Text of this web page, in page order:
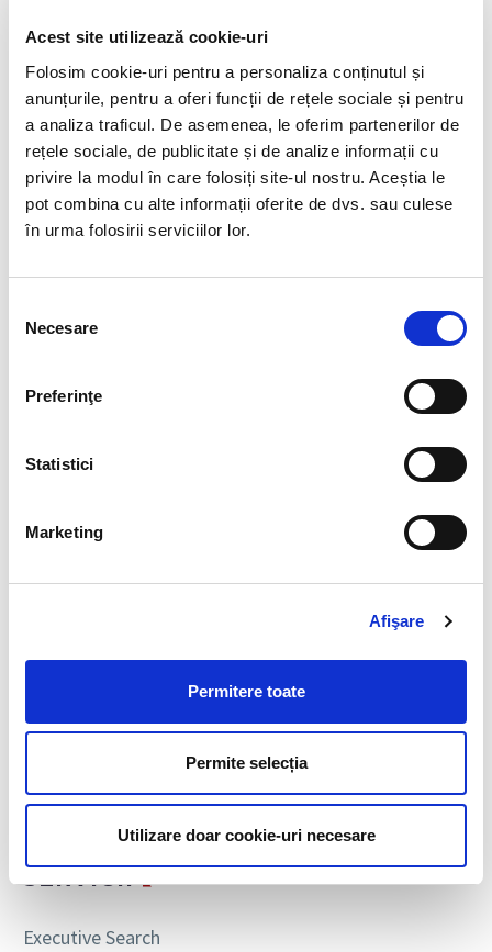
Acest site utilizează cookie-uri
Folosim cookie-uri pentru a personaliza conținutul și
anunțurile, pentru a oferi funcții de rețele sociale și pentru
a analiza traficul. De asemenea, le oferim partenerilor de
rețele sociale, de publicitate și de analize informații cu
privire la modul în care folosiți site-ul nostru. Aceștia le
pot combina cu alte informații oferite de dvs. sau culese
în urma folosirii serviciilor lor.
consimțământului
Necesare
Preferinţe
Statistici
Marketing
Afişare
Permitere toate
Permite selecția
Utilizare doar cookie-uri necesare
pesitesau de pe pagina lor de
Te-ar mai putea interesa si:
Roundtable inedit BIA HR: seminar de nutritie
Un 23 August… altfel
In culise: viata unui consultant payroll
ADMINBIAHRUSER
SERVICII
Executive Search